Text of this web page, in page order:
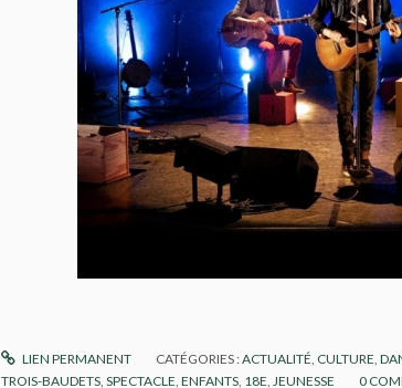
LIEN PERMANENT CATÉGORIES :ACTUALITÉ CULTURE ,
TROIS-BAUDETS SPECTACLE ENFANTS 18E JEUNESSE 0